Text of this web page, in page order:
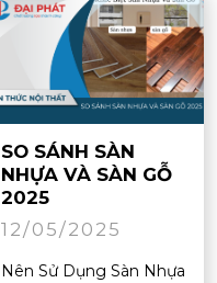
SO SÁNH SÀN
NHỰA VÀ SÀN GỖ
2025
12/05/2025
Nên Sử Dụng Sàn Nhựa